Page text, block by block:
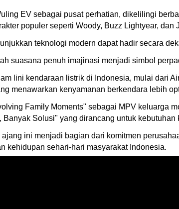
EV sebagai pusat perhatian, dikelilingi
populer seperti Woody, Buzz Lightyear, dan
teknologi modern dapat hadir secara
suasana penuh imajinasi menjadi simbol
lini kendaraan listrik di Indonesia, mulai dari
menawarkan kenyamanan berkendara lebih
Family Moments" sebagai MPV keluarga
Solusi" yang dirancang untuk
ini menjadi bagian dari komitmen
kehidupan sehari-hari masyarakat Indonesia.